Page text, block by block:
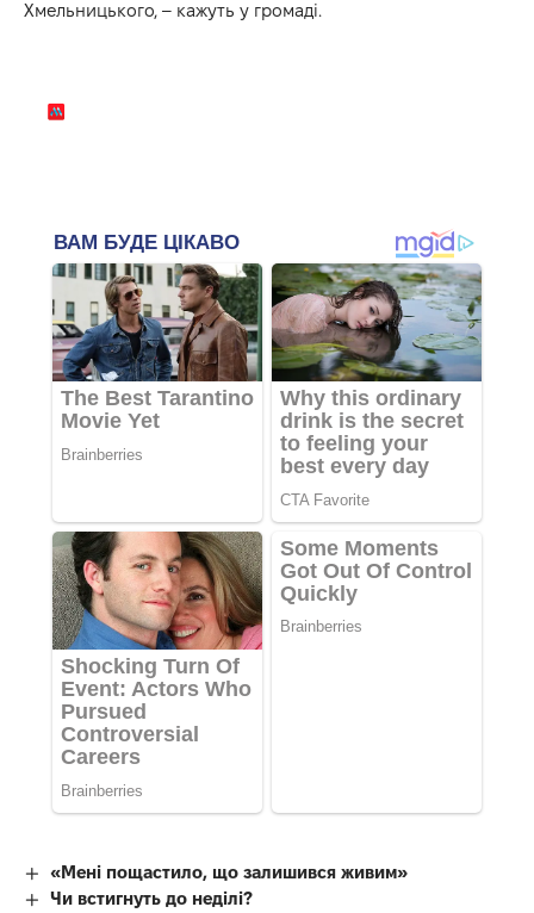
Хмельницького, – кажуть у громаді.
«Мені пощастило, що залишився живим»
Чи встигнуть до неділі?